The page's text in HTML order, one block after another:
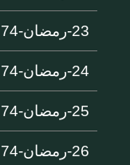
23-رمضان-774
24-رمضان-774
25-رمضان-774
26-رمضان-774